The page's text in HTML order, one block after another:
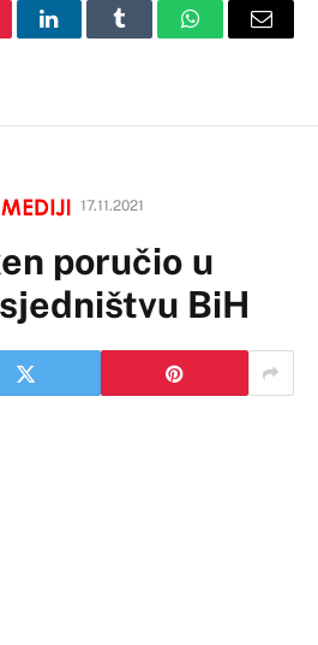
LinkedInTumblr WhatsAppEmail
17.11.2021
poručio u
BiH